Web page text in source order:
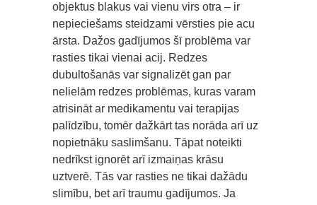
objektus blakus vai vienu virs otra – ir
nepieciešams steidzami vērsties pie acu
ārsta. Dažos gadījumos šī problēma var
rasties tikai vienai acij. Redzes
dubultošanās var signalizēt gan par
nelielām redzes problēmas, kuras varam
atrisināt ar medikamentu vai terapijas
palīdzību, tomēr dažkārt tas norāda arī uz
nopietnāku saslimšanu. Tāpat noteikti
nedrīkst ignorēt arī izmaiņas krāsu
uztverē. Tās var rasties ne tikai dažādu
slimību, bet arī traumu gadījumos. Ja